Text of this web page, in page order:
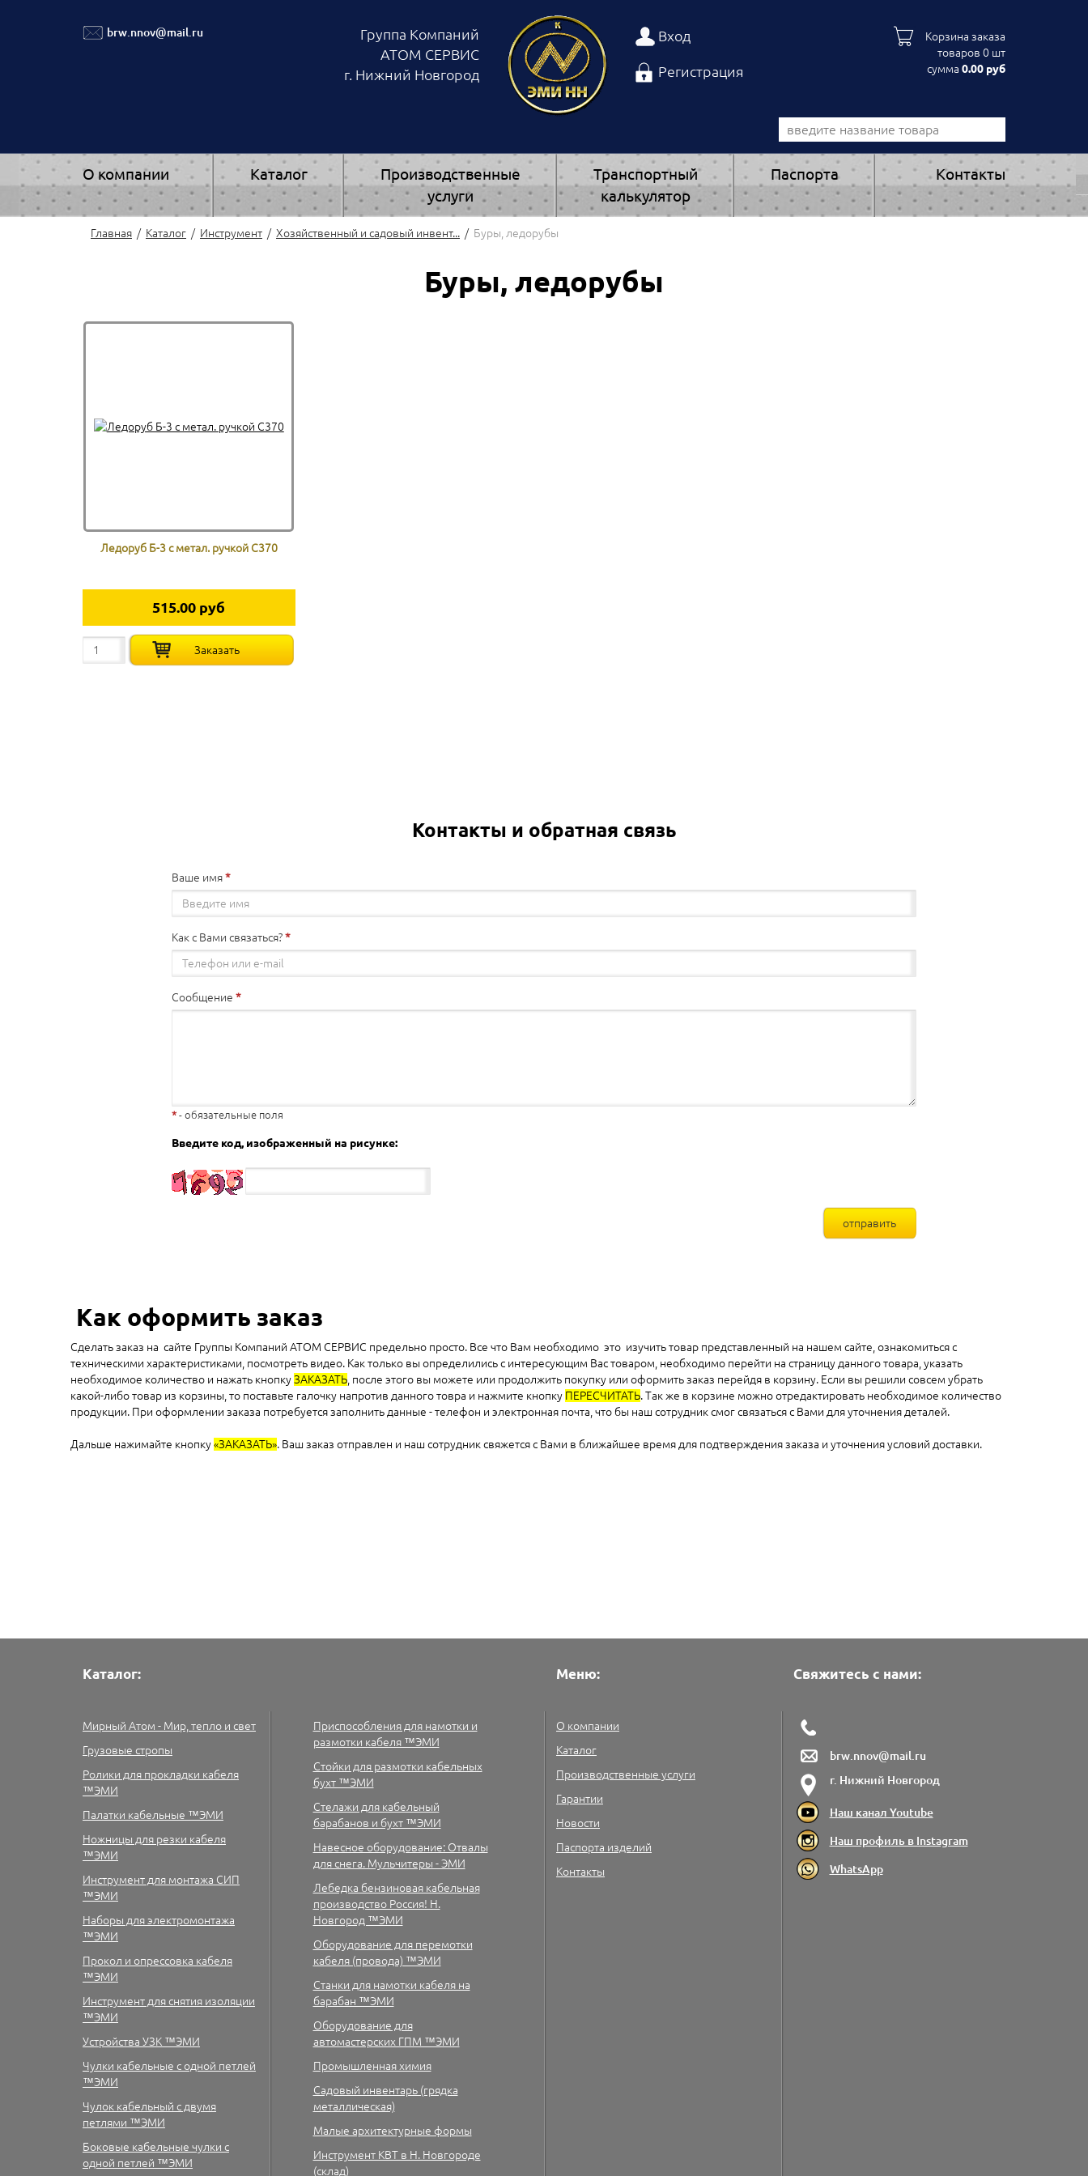
brw.nnov@mail.ru
Группа Компаний
АТОМ СЕРВИС
г. Нижний Новгород
Вход
Регистрация
Корзина заказа
товаров 0 шт
сумма 0.00 руб
О компании Каталог
Производственные
услуги
Транспортный
калькулятор
Паспорта Контакты
Главная Каталог Инструмент Хозяйственный и садовый инвент... Буры, ледорубы
Буры, ледорубы
Ледоруб Б-3 с метал. ручкой С370
515.00 руб
Контакты и обратная связь
Ваше имя
Как с Вами связаться?
Сообщение
- обязательные поля
Введите код, изображенный на рисунке:
Как оформить заказ
Сделать заказ на сайте Группы Компаний АТОМ СЕРВИС предельно просто. Все что Вам необходимо это изучить товар представленный на нашем сайте, ознакомиться с
техническими характеристиками, посмотреть видео. Как только вы определились с интересующим Вас товаром, необходимо перейти на страницу данного товара, указать
необходимое количество и нажать кнопкуЗАКАЗАТЬ , после этого вы можете или продолжить покупку или оформить заказ перейдя в корзину. Если вы решили совсем убрать
какой-либо товар из корзины, то поставьте галочку напротив данного товра и нажмите кнопку ПЕРЕСЧИТАТЬ. Так же в корзине можно отредактировать необходимое количество
продукции. При оформлении заказа потребуется заполнить данные - телефон и электронная почта, что бы наш сотрудник смог связаться с Вами для уточнения деталей.
Дальше нажимайте кнопку«ЗАКАЗАТЬ». Ваш заказ отправлен и наш сотрудник свяжется с Вами в ближайшее время для подтверждения заказа и уточнения условий доставки.
Меню:
О компании
Каталог
Производственные услуги
Гарантии
Новости
Паспорта изделий
Контакты
Каталог:
Мирный Атом - Мир, тепло и свет
Грузовые стропы
Ролики для прокладки кабеля
™ЭМИ
Палатки кабельные ™ЭМИ
Ножницы для резки кабеля
™ЭМИ
Инструмент для монтажа СИП
™ЭМИ
Наборы для электромонтажа
™ЭМИ
Прокол и опрессовка кабеля
™ЭМИ
Инструмент для снятия изоляции
™ЭМИ
Устройства УЗК ™ЭМИ
Чулки кабельные с одной петлей
™ЭМИ
Чулок кабельный с двумя
петлями ™ЭМИ
Боковые кабельные чулки с
одной петлей ™ЭМИ
Приспособления для намотки и
размотки кабеля ™ЭМИ
Cтойки для размотки кабельных
бухт ™ЭМИ
Стелажи для кабельный
барабанов и бухт ™ЭМИ
Навесное оборудование: Отвалы
для снега. Мульчитеры - ЭМИ
Лебедка бензиновая кабельная
производство Россия! Н.
Новгород ™ЭМИ
Оборудование для перемотки
кабеля (провода) ™ЭМИ
Станки для намотки кабеля на
барабан ™ЭМИ
Оборудование для
автомастерских ГПМ ™ЭМИ
Промышленная химия
Садовый инвентарь (грядка
металлическая)
Малые архитектурные формы
Инструмент КВТ в Н. Новгороде
(склад)
Свяжитесь с нами:
brw.nnov@mail.ru
г. Нижний Новгород
Наш канал Youtube
Наш профиль в Instagram
WhatsApp